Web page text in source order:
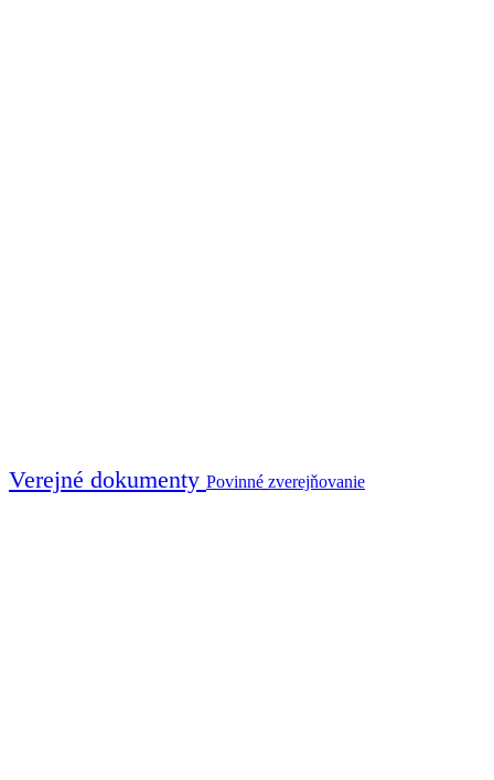
Verejné dokumenty Povinné zverejňovanie